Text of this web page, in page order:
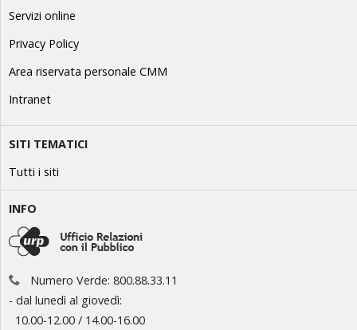
Servizi online
Privacy Policy
Area riservata personale CMM
Intranet
SITI TEMATICI
Tutti i siti
INFO
Numero Verde: 800.88.33.11
- dal lunedì al giovedì:
10.00-12.00 / 14.00-16.00